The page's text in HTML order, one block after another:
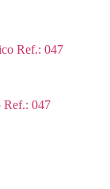
Ref.: 047